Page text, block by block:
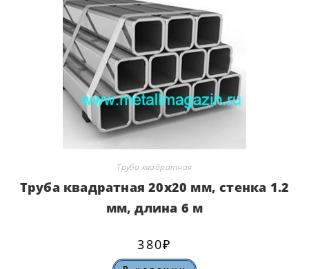
Труба квадратная
Труба квадратная 20х20 мм, стенка 1.2
мм, длина 6 м
380₽